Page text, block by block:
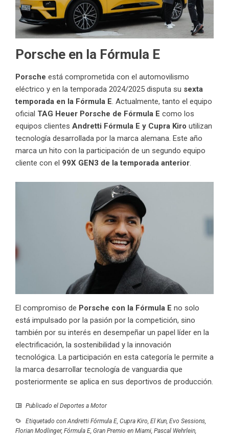
Porsche en la Fórmula E
Porsche está comprometida con el automovilismo
eléctrico y en la temporada 2024/2025 disputa su sexta
temporada en la Fórmula E. Actualmente, tanto el equipo
oficial TAG Heuer Porsche de Fórmula E como los
equipos clientes Andretti Fórmula E y Cupra Kiro utilizan
tecnología desarrollada por la marca alemana. Este año
marca un hito con la participación de un segundo equipo
cliente con el 99X GEN3 de la temporada anterior.
El compromiso de Porsche con la Fórmula E no solo
está impulsado por la pasión por la competición, sino
también por su interés en desempeñar un papel líder en la
electrificación, la sostenibilidad y la innovación
tecnológica. La participación en esta categoría le permite a
la marca desarrollar tecnología de vanguardia que
posteriormente se aplica en sus deportivos de producción.
Publicado el Deportes a Motor
Etiquetado con Andretti Fórmula E Cupra Kiro El Kun Evo Sessions
Florian Modlinger, Fórmula E Gran Premio en Miami Pascal Wehrlein